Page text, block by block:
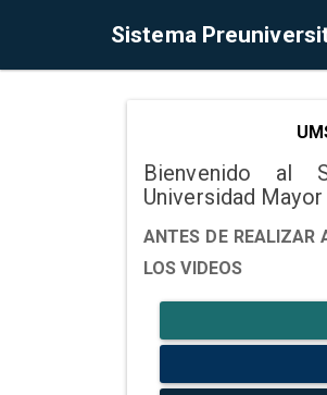
Sistema
Bienvenido al
Universidad Mayor
ANTES DE REALIZAR
LOS VIDEOS